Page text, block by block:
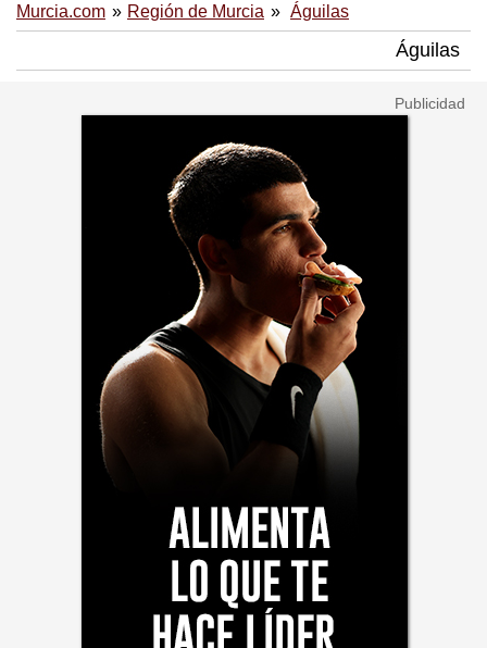
Murcia.com Región de Murcia Águilas
Águilas